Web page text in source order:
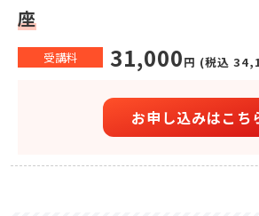
座
受講料 31,000円 (税込
お申し込みはこち